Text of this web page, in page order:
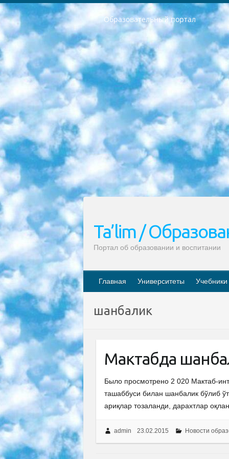
Образовательный портал
РЕСПУБЛИКА УЗБЕКИСТАН МИНИСТРЕРСТВО ДОШКОЛЬНОГО И ШКОЛЬНОГО ОБРАЗОВАНИЯ КОМАНДА в общеобразовательных учреждениях в 2023-2024 учебном году организация и проведение итоговой государственной аттестации обучающихся о Министра дошкольного и школьного образования Республики Узбекистан от 4 марта 2008 года (постановлением Минюста от 20 марта 2008 года № 1778 государственной регистрации) «Итоговое состояние учащихся общего среднего образования на основании положения об утверждении положения об аттестации общего среднего образования выпускной экзамен студентов в образовательных учреждениях в 2023-2024 учебном году В целях организации и прохождения аттестации приказываю: 1. Следующее: перечень предметов, по которым будет проводиться итоговая государственная аттестация и экзамен формы перевода согласно приложению 1; сертификаты международного образца, оценивающие уровень владения иностранными языками перечень согласно приложению 2; 2. Педагогический при специализированных образовательных учреждениях. научно-практический центр квалификации и международной оценки (Д.Давидова) 2024 г. До 25 марта: задания по предметам, по которым будет проводиться итоговая аттестация разработка и утверждение технических условий; итоговая аттестация на основании разработанного предметного задания разработка вопросов по предметам (устно и письменно), экзамен передача; общеобразовательные средние школы и специальные учебные заведения учащиеся выпускных классов школ и интернатов в агентской системе подготовка базы данных экзаменационных материалов и критериев оценки; перевод базы экзаменационных материалов на все языки обучения подать в Республиканский образовательный центр для изготовления; варианты экзаменов на основе разработанных контрольных материалов пусть будут поставлены задачи формирования. 3. Республиканский образовательный центр (Ш.Худайкулов) до 5 апреля 2024 года. до: база данных предоставленных экзаменационных материалов на все языки обучения перевод и экспертиза; для слепых, слабовидящих, глухих, слабослышащих и умственно отсталых детей учащиеся выпускных классов специализированных школ и школ-интернатов база данных экзаменационных материалов на всех преподаваемых языках подготовка критериев оценки; специализированные школы для умственно отсталых детей и технологии для учащихся выпускных классов школ-интернатов разработка соответствующих рекомендаций и критериев проведения ЕГЭ по естествознанию давать задания. 4. Педагогический при
Ta’lim /
Портал об образовании и воспитании
Главная Университеты Учебники
шанбалик
Мактабда
Было просмотрено 2 020 Мактаб-
ташаббуси билан шанбалик бўлиб
ариқлар тозаланди, дарахтлар
admin 23.02.2015 Новости